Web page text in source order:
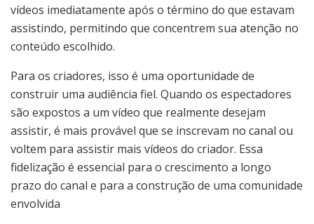
vídeos imediatamente após o término do que estavam
assistindo, permitindo que concentrem sua atenção no
conteúdo escolhido.
Para os criadores, isso é uma oportunidade de
construir uma audiência fiel. Quando os espectadores
são expostos a um vídeo que realmente desejam
assistir, é mais provável que se inscrevam no canal ou
voltem para assistir mais vídeos do criador. Essa
fidelização é essencial para o crescimento a longo
prazo do canal e para a construção de uma comunidade
envolvida